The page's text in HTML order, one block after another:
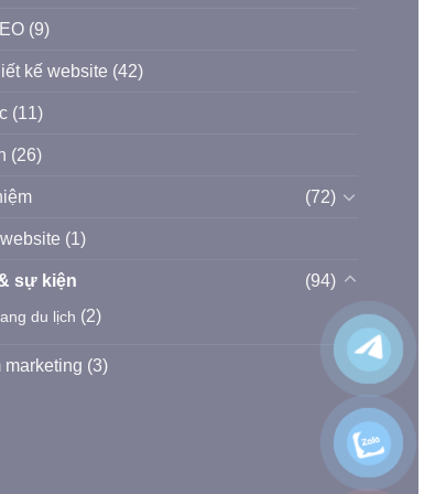
(9)
kế website (42)
(11)
(26)
(72)
(1)
sự kiện (94)
du lịch (2)
marketing (3)